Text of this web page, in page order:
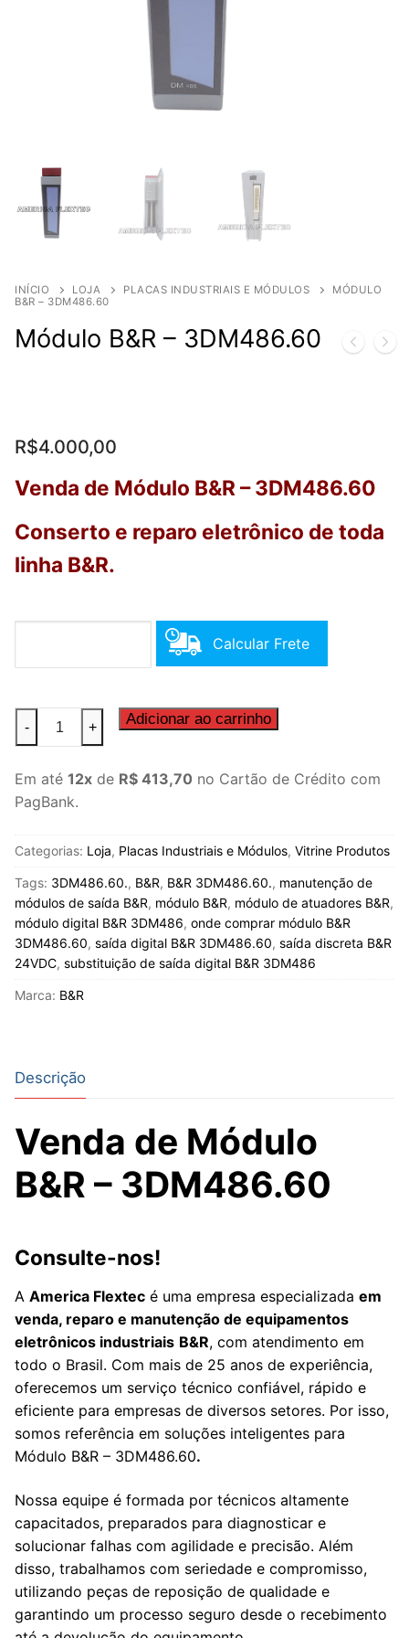
INÍCIO LOJA PLACAS INDUSTRIAIS E MÓDULOS
MÓDULO
B&R – 3DM486.60
Módulo B&R – 3DM486.60
R$4.000,00
Venda de Módulo B&R – 3DM486.60
Conserto e reparo eletrônico de toda
linha B&R.
Calcular Frete
Módulo
B&R
3DM486.60
quantidade
- + Adicionar ao carrinho
Em até 12x de R$ 413,70 no Cartão de Crédito com
PagBank.
Categorias: Loja, Placas Industriais e Módulos, Vitrine Produtos
Tags: 3DM486.60., B&R, B&R 3DM486.60., manutenção de
módulos de saída B&R, módulo B&R, módulo de atuadores B&R,
módulo digital B&R 3DM486, onde comprar módulo B&R
3DM486.60, saída digital B&R 3DM486.60, saída discreta B&R
24VDC, substituição de saída digital B&R 3DM486
Marca: B&R
Descrição
Venda de Módulo
B&R – 3DM486.60
Consulte-nos!
A America Flextec é uma empresa especializada em
venda, reparo e manutenção de equipamentos
eletrônicos industriais B&R, com atendimento em
todo o Brasil. Com mais de 25 anos de experiência,
oferecemos um serviço técnico confiável, rápido e
eficiente para empresas de diversos setores. Por isso,
somos referência em soluções inteligentes para
Módulo B&R – 3DM486.60.
Nossa equipe é formada por técnicos altamente
capacitados, preparados para diagnosticar e
solucionar falhas com agilidade e precisão. Além
disso, trabalhamos com seriedade e compromisso,
utilizando peças de reposição de qualidade e
garantindo um processo seguro desde o recebimento